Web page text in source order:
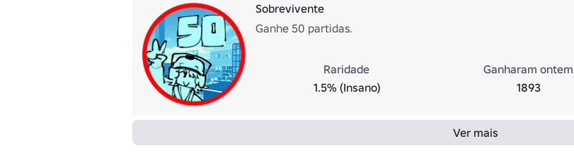
Sobrevivente
Ganhe 50 partidas.
Raridade
1.5% (Insano)
Ganharam ontem
1893
Ver mais